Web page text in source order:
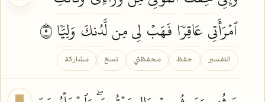
ٱمۡرَأَتِي عَاقِرٗا فَهَبۡ لِي مِنلَّدُنكَ وَلِيّٗا
التفسير حفظ محفظتي نسخ مشاركة